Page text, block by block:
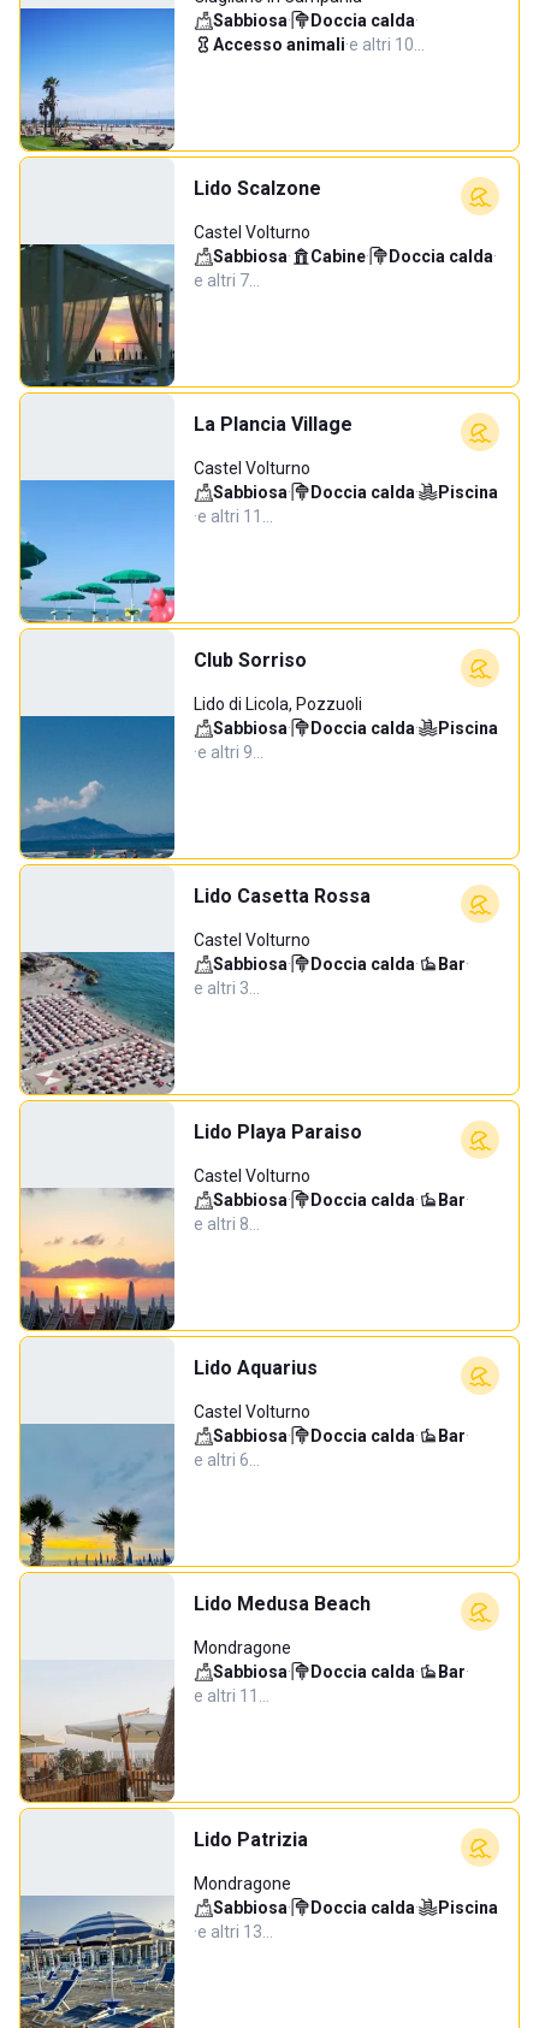
Sabbiosa· Doccia calda·
Accesso animali·e altri 10…
Lido Scalzone
Castel Volturno
Sabbiosa· Cabine· Doccia calda·
e altri 7…
La Plancia Village
Castel Volturno
Sabbiosa· Doccia calda·
Piscina
·e altri 11…
Club Sorriso
Lido di Licola, Pozzuoli
Sabbiosa· Doccia calda·
Piscina
·e altri 9…
Lido Casetta Rossa
Castel Volturno
Sabbiosa· Doccia calda· Bar·
e altri 3…
Lido Playa Paraiso
Castel Volturno
Sabbiosa· Doccia calda· Bar·
e altri 8…
Lido Aquarius
Castel Volturno
Sabbiosa· Doccia calda· Bar·
e altri 6…
Lido Medusa Beach
Mondragone
Sabbiosa· Doccia calda· Bar·
e altri 11…
Lido Patrizia
Mondragone
Sabbiosa· Doccia calda·
Piscina
·e altri 13…